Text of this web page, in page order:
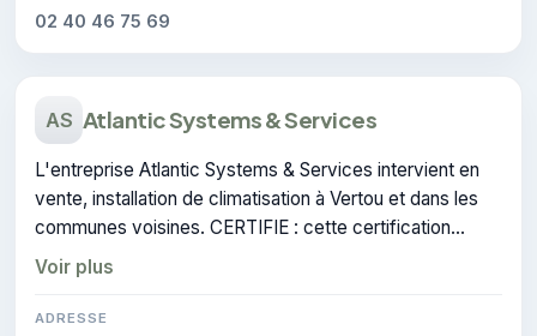
02 40 46 75 69
AS Atlantic Systems & Services
L'entreprise Atlantic Systems & Services intervient en
vente, installation de climatisation à Vertou et dans les
communes voisines. CERTIFIE : cette certification
atteste du savoir-faire de l'entreprise.
Voir plus
ADRESSE